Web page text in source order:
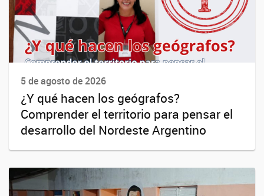
5 de agosto de 2026
¿Y qué hacen los geógrafos?
Comprender el territorio para pensar el
desarrollo del Nordeste Argentino